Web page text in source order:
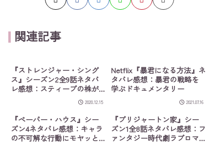
関連記事
『ストレンジャー・シング
ス』シーズン2全9話ネタバ
レ感想：スティーブの株が
爆上がり！ウィルを乗っ取
ろとする恐ろしい敵との戦
い
2020.12.15
Netflix『暴君になる方法』ネ
タバレ感想：暴君の戦略を
学ぶドキュメンタリー
2021.07.16
『ペーパー・ハウス』シー
ズン4ネタバレ感想：キャラ
の不可解な行動にモヤッと
『ブリジャートン家』シー
ズン1全8話ネタバレ感想：フ
ァンタジー時代劇ラブロマ